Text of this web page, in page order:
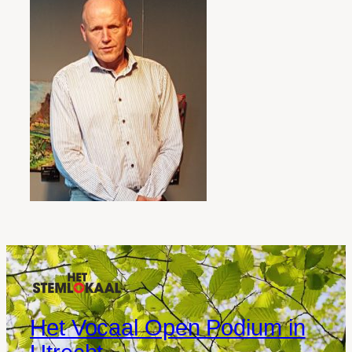
Het Vocaal Open Podium in